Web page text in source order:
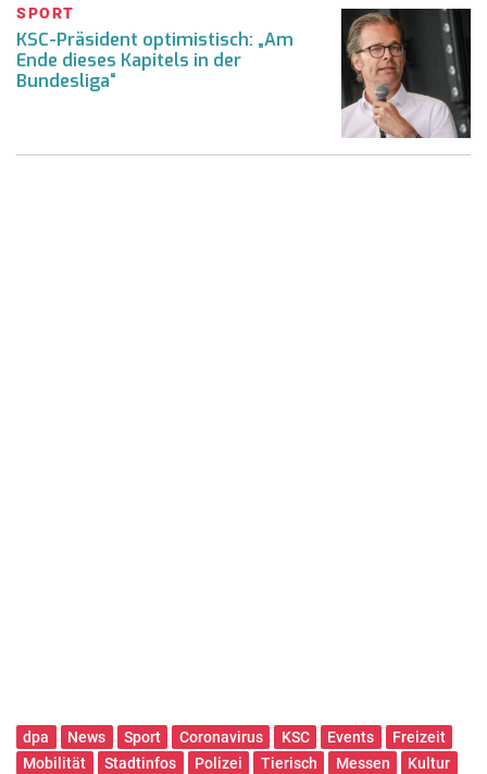
SPORT
KSC-Präsident optimistisch: „Am
Ende dieses Kapitels in der
Bundesliga“
dpa News Sport Coronavirus KSC Events
Freizeit
Mobilität
Stadtinfos Polizei Tierisch Messen
Kultur